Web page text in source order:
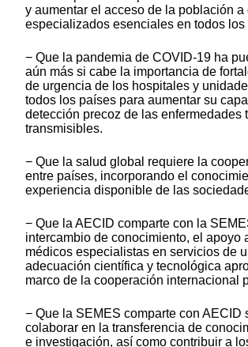
y aumentar el acceso de la población a
especializados esenciales en todos los
− Que la pandemia de COVID-19 ha
aún más si cabe la importancia de
de urgencia de los hospitales y
todos los países para aumentar su
detección precoz de las enfermedades
transmisibles.
− Que la salud global requiere la
entre países, incorporando el
experiencia disponible de las
− Que la AECID comparte con la
intercambio de conocimiento, el apoyo
médicos especialistas en servicios de
adecuación científica y tecnológica
marco de la cooperación internacional
− Que la SEMES comparte con AECID
colaborar en la transferencia de
e investigación, así como contribuir a